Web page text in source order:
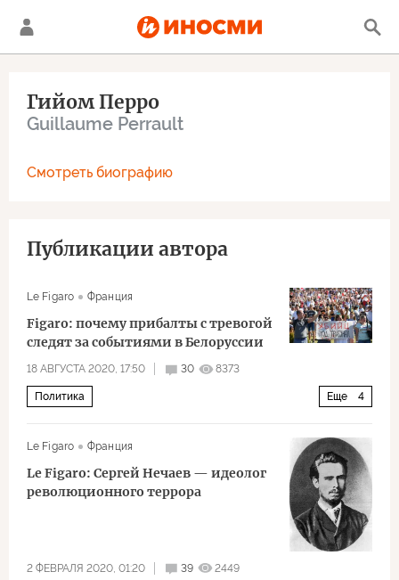
Гийом Перро
Guillaume Perrault
Смотреть биографию
Публикации автора
Le Figaro Франция
Figaro: почему прибалты с тревогой
следят за событиями в Белоруссии
18 АВГУСТА 2020, 17:50 30 8373
Еще 4
Политика
Le Figaro Франция
Le Figaro: Сергей Нечаев — идеолог
революционного террора
2 ФЕВРАЛЯ 2020, 01:20 39 2449